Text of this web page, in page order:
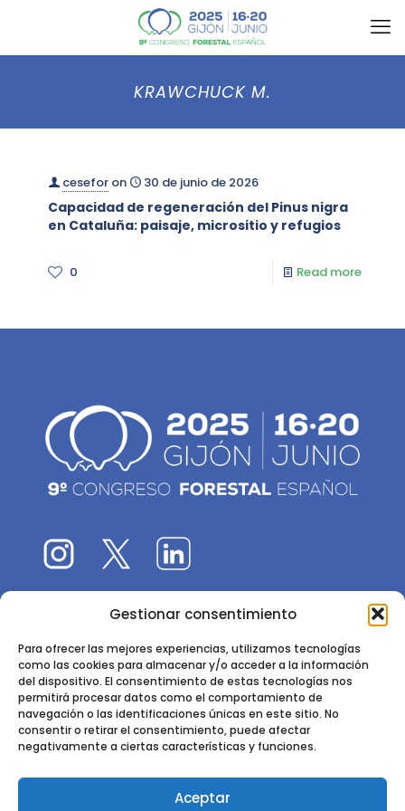
Gestionar consentimiento
Para ofrecer las mejores experiencias, utilizamos tecnologías
como las cookies para almacenar y/o acceder a la información
del dispositivo. El consentimiento de estas tecnologías nos
permitirá procesar datos como el comportamiento de
navegación o las identificaciones únicas en este sitio. No
consentir o retirar el consentimiento, puede afectar
negativamente a ciertas características y funciones.
Aceptar
KRAWCHUCK M.
cesefor on 30 de junio de 2026
Capacidad de regeneración del Pinus nigra
en Cataluña: paisaje, micrositio y refugios
0 Read more
El 9CFE es una actividad promovida por laSociedad
Instituto de Ciencias Forestales, INIA-CSIC
Ctra. de la Coruña km 7,5 - 28040 Madrid